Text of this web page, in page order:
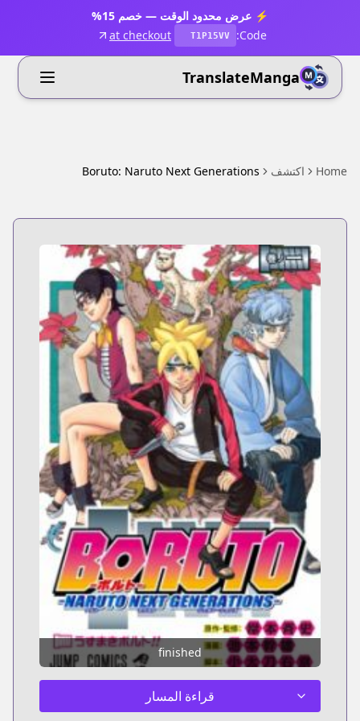
⚡ عرض محدود الوقت — خصم 15%
Code:
T1P15VV
at checkout
TranslateManga
Home اكتشف Boruto: Naruto Next Generations
finished
قراءة المسار